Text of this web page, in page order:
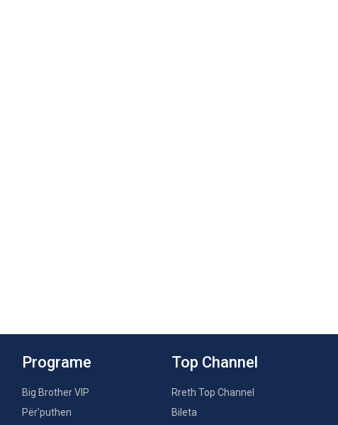
Programe
Big Brother VIP
Për’puthen
Top Channel
Rreth Top Channel
Bileta